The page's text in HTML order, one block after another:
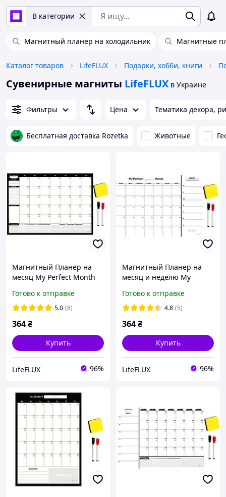
В категории
Магнитный планер на холодильник Магнитные
Каталог товаров LifeFLUX Подарки, хобби, книги
Сувенирные магниты LifeFLUX в Украине
Фильтры Цена Тематика декора,
Бесплатная доставка Rozetka Животные
Магнитный Планер на
месяц My Perfect Month
белый
Готово к отправке
5.0 (8)
364₴
Купить
LifeFLUX 96%
Магнитный Планер на
месяц и неделю My
LifeFLUX А3 черно-белый
Готово к отправке
4.8 (5)
364₴
Купить
LifeFLUX 96%